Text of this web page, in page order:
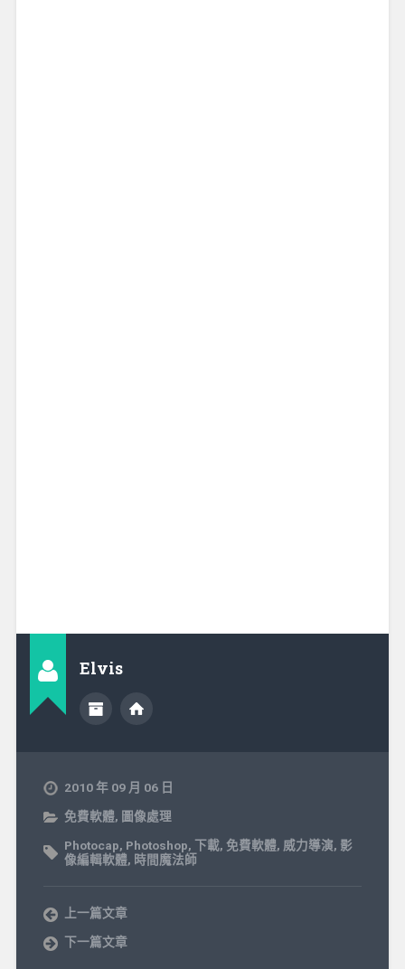
Elvis
2010 年 09 月 06 日
免費軟體, 圖像處理
Photocap, Photoshop, 下載, 免費軟體, 威力導演, 影
像編輯軟體, 時間魔法師
上一篇文章
下一篇文章